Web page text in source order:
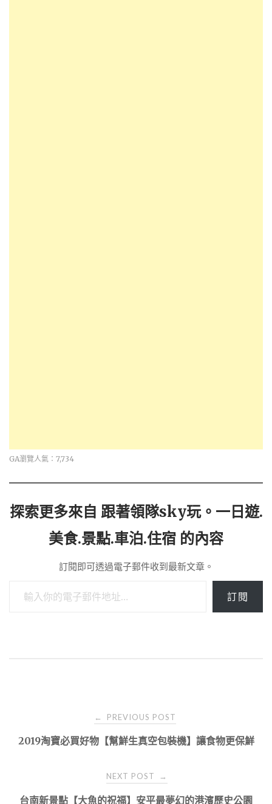
GA瀏覽人氣：7,734
探索更多來自 跟著領隊sky玩。一日遊.
美食.景點.車泊.住宿 的內容
訂閱即可透過電子郵件收到最新文章。
訂閱
navigation
← PREVIOUS POST
2019淘寶必買好物【幫鮮生真空包裝機】讓食物更保鮮
NEXT POST →
台南新景點【大魚的祝福】安平最夢幻的港濱歷史公園